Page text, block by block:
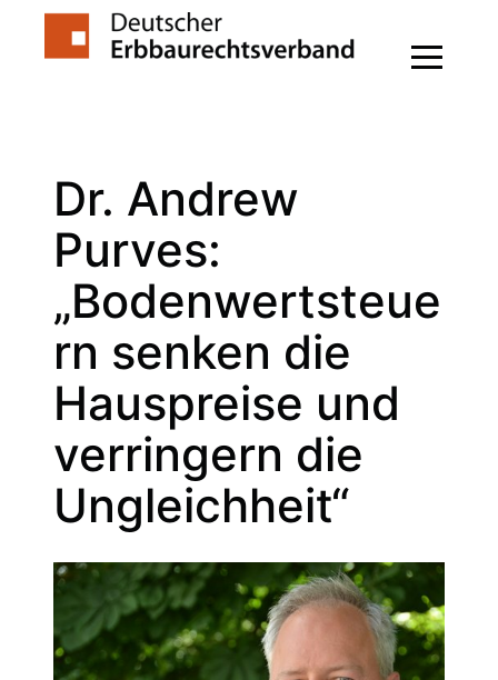
Zum
Dr. Andrew
Purves:
„Bodenwertsteue
rn senken die
Hauspreise und
verringern die
Ungleichheit“